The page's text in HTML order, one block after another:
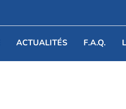
ACTUALITÉS F.A.Q.